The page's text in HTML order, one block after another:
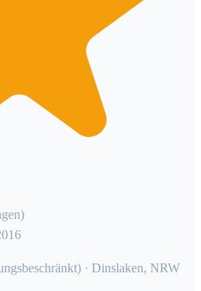
· Dinslaken, NRW